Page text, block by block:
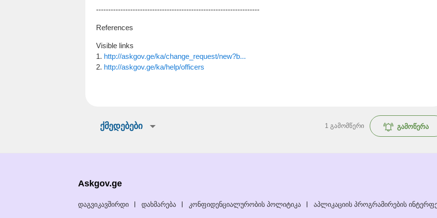
-------------------------------------------------------------------
References
Visible links
1. http://askgov.ge/ka/change_request/new?b...
2. http://askgov.ge/ka/help/officers
ქმედებები გამოწერა
1 გამომწერი
Askgov.ge
დაგვიკავშირდი დახმარება კონფიდენციალურობის პოლიტიკა აპლიკაციის პროგრამირების